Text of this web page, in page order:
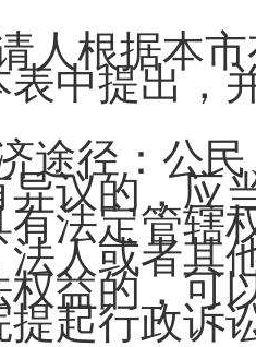
人根据本
表中提出，
途径：公
议的，应
有法定管辖
人或者其
益的，可
提起行政诉